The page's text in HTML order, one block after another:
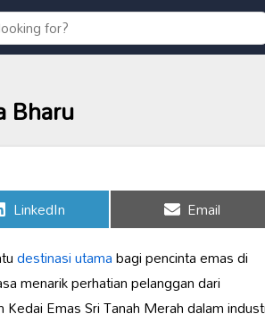
Bharu
Share
on
LinkedIn Share
on
Email
destinasi utamabagi pencinta emas di
menarik perhatian pelanggan dari
Emas Sri Tanah Merah dalam